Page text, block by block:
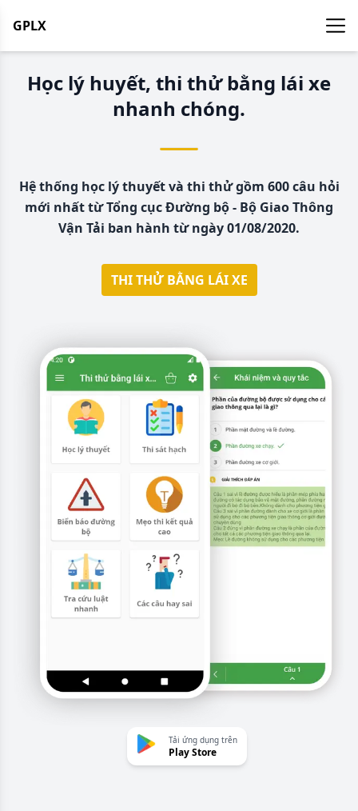
GPLX
Học lý huyết, thi thử bằng lái xe
nhanh chóng.
Hệ thống học lý thuyết và thi thử gồm 600 câu hỏi
mới nhất từ Tổng cục Đường bộ - Bộ Giao Thông
Vận Tải ban hành từ ngày 01/08/2020.
THI THỬ BẰNG LÁI XE
Tải ứng dụng trên
Play Store